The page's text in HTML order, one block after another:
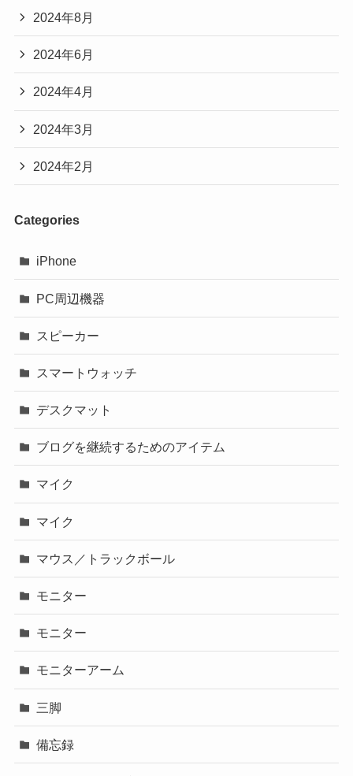
2024年8月
2024年6月
2024年4月
2024年3月
2024年2月
Categories
iPhone
PC周辺機器
スピーカー
スマートウォッチ
デスクマット
ブログを継続するためのアイテム
マイク
マイク
マウス／トラックボール
モニター
モニター
モニターアーム
三脚
備忘録